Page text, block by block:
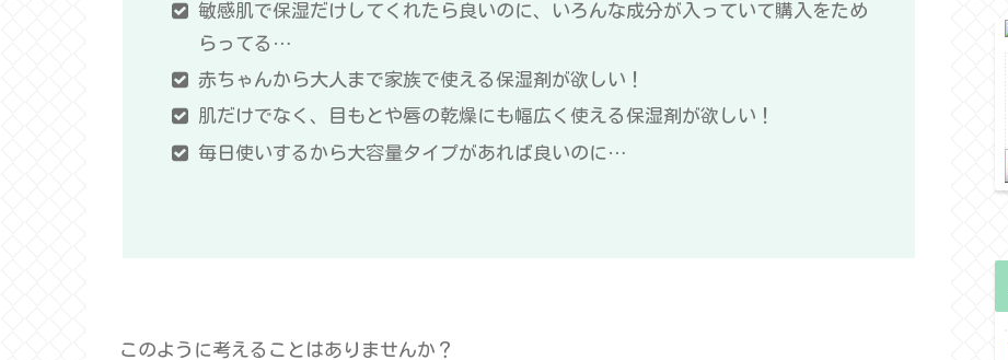
敏感肌で保湿だけしてくれたら良いのに、いろんな成分が入っていて購入をため
らってる…
赤ちゃんから大人まで家族で使える保湿剤が欲しい！
肌だけでなく、目もとや唇の乾燥にも幅広く使える保湿剤が欲しい！
毎日使いするから大容量タイプがあれば良いのに…
このように考えることはありませんか？